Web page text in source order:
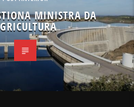
MINISTRA DA